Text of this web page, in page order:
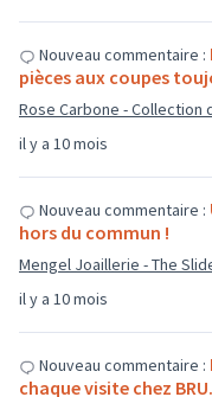
il y a 10 mois
Nouveau commentaire :
pièces aux coupes
Rose Carbone -
il y a 10 mois
Nouveau commentaire :
hors du commun !
Mengel Joaillerie - The
Nouveau commentaire :
chaque visite chez BRU.